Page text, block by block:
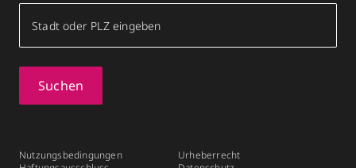
Suchen
Nutzungsbedingungen
Urheberrecht